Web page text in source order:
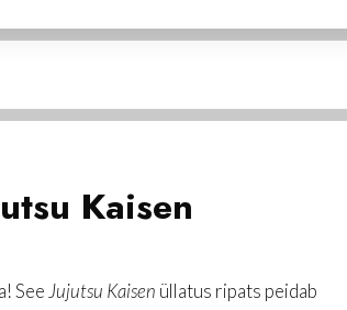
Kaisen
SeeJujutsu Kaisen üllatus ripats peidab